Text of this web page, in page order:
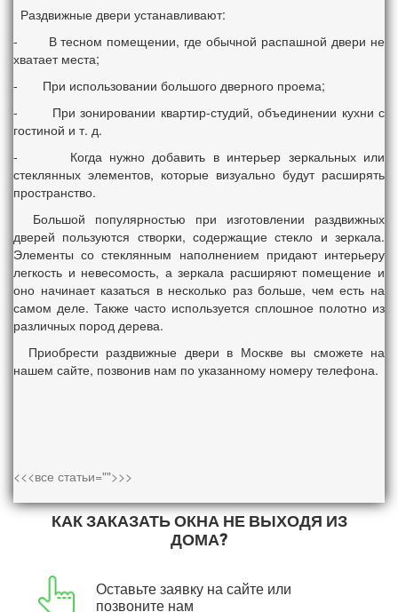
Раздвижные двери устанавливают:
- В тесном помещении, где обычной распашной двери не
хватает места;
- При использовании большого дверного проема;
- При зонировании квартир-студий, объединении кухни с
гостиной и т. д.
- Когда нужно добавить в интерьер зеркальных или
стеклянных элементов, которые визуально будут расширять
пространство.
Большой популярностью при изготовлении раздвижных
дверей пользуются створки, содержащие стекло и зеркала.
Элементы со стеклянным наполнением придают интерьеру
легкость и невесомость, а зеркала расширяют помещение и
оно начинает казаться в несколько раз больше, чем есть на
самом деле. Также часто используется сплошное полотно из
различных пород дерева.
Приобрести раздвижные двери в Москве вы сможете на
нашем сайте, позвонив нам по указанному номеру телефона.
<<<все статьи="">>>
КАК ЗАКАЗАТЬ ОКНА НЕ ВЫХОДЯ ИЗ
ДОМА?
Оставьте заявку на сайте или
позвоните нам